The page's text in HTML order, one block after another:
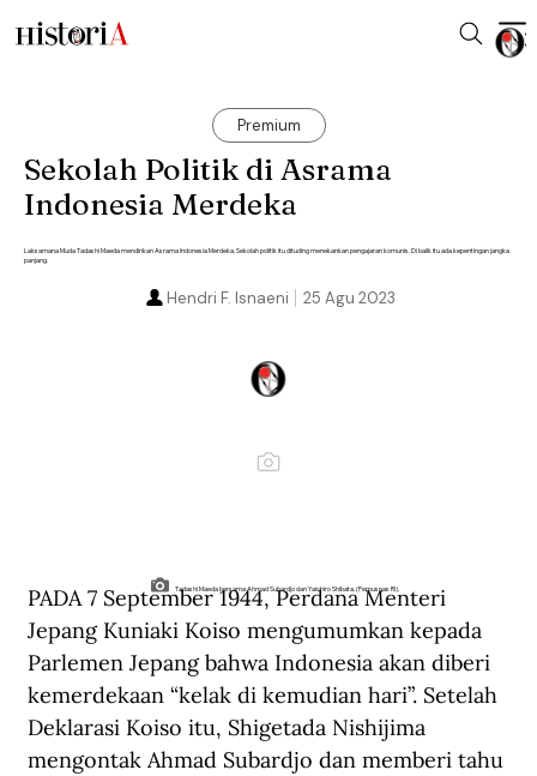
Premium
Sekolah Politik di Asrama
Indonesia Merdeka
Laksamana Muda Tadashi Maeda mendirikan Asrama Indonesia Merdeka. Sekolah politik itu dituding menekankan pengajaran komunis. Di balik itu ada kepentingan jangka
panjang.
25 Agu 2023
Hendri F. Isnaeni
Tadashi Maeda bersama Ahmad Subardjo dan Yaichiro Shibata. (Perpusnas RI).
PADA 7 September 1944, Perdana Menteri
Jepang Kuniaki Koiso mengumumkan kepada
Parlemen Jepang bahwa Indonesia akan diberi
kemerdekaan “kelak di kemudian hari”. Setelah
Deklarasi Koiso itu, Shigetada Nishijima
mengontak Ahmad Subardjo dan memberi tahu